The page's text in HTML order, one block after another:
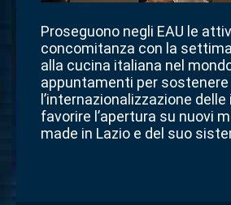
Proseguono negli EAU le
concomitanza con la
alla cucina italiana nel
appuntamenti per sostenere
l’internazionalizzazione
favorire l’apertura su nuovi
made in Lazio e del suo